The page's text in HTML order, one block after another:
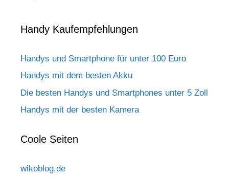
Handy Kaufempfehlungen
Handys und Smartphone für unter 100 Euro
Handys mit dem besten Akku
Die besten Handys und Smartphones unter 5 Zoll
Handys mit der besten Kamera
Coole Seiten
wikoblog.de